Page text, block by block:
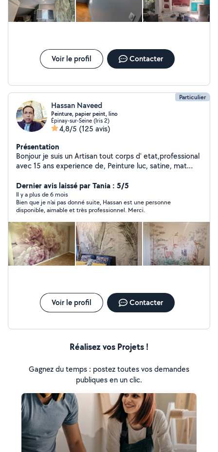
Voir le profil Contacter
Particulier
Hassan Naveed
Peinture, papier peint, lino
Épinay-sur-Seine (Iris 2)
4,8/5 (125 avis)
Présentation
Bonjour je suis un Artisan tout corps d' etat,professional
avec 15 ans experience de, Peinture luc, satine, mat
et fissinet Pose papier pients Pose parquet flottant
Pose lino dal moquette N'hesitez pas a me contacter
pour tout rensignements Cordialement Merci.
Dernier avis laissé par Tania : 5/5
Il y a plus de 6 mois
Bien que je n'ai pas donné suite, Hassan est une personne
disponible, aimable et très professionnel. Merci.
Voir le profil Contacter
Réalisez vos Projets !
Gagnez du temps : postez toutes vos demandes
publiques en un clic.